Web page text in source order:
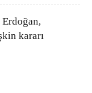
Erdoğan,
kararı